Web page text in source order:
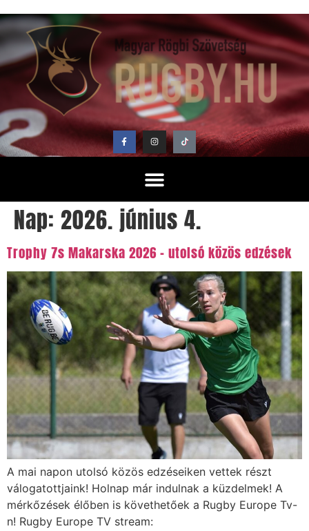
Nap: 2026. június 4.
Trophy 7s Makarska 2026 – utolsó közös edzések
A mai napon utolsó közös edzéseiken vettek részt
válogatottjaink! Holnap már indulnak a küzdelmek! A
mérkőzések élőben is követhetőek a Rugby Europe Tv-
n! Rugby Europe TV stream: